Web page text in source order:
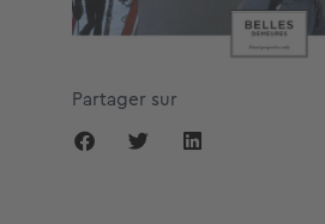
Partager sur